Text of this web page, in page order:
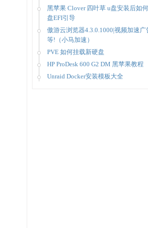
黑苹果 Clover 四叶草 u盘安装后如
盘EFI引导
傲游云浏览器4.3.0.1000|视频加速广
等!（小马加速）
PVE 如何挂载新硬盘
HP ProDesk 600 G2 DM 黑苹果教程
Unraid Docker安装模板大全